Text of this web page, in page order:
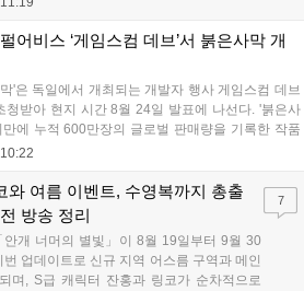
어비스 ‘게임스컴 데브’서 붉은사막 개
'은 독일에서 개최되는 개발자 행사 게임스컴 데브
청받아 현지 시간 8월 24일 발표에 나선다. '붉은사
에 누적 600만장의 글로벌 판매량을 기록한 작품
서카나 집계에 따르면 2026년 미국 비디오게임 판
10:22
와 여름 이벤트, 수영복까지 총출
방송 정리
개 너머의 별빛」이 8월 19일부터 9월 30
업데이트로 신규 지역 어스름 구역과 메인
며, S급 캐릭터 잔홍과 링코가 순차적으로
7